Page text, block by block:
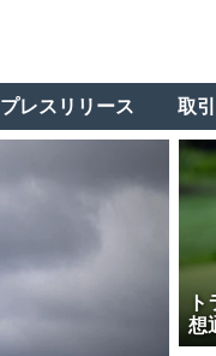
プレスリリース 取
想